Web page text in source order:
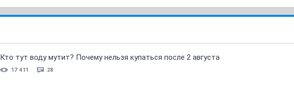
Кто тут воду мутит? Почему нельзя купаться после 2 августа
17 411 28